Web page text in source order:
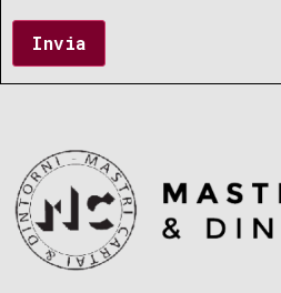
Invia